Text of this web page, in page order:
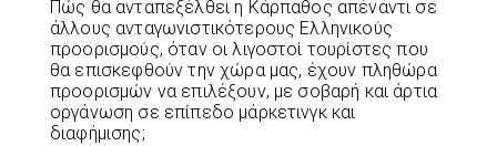
Πώς θα ανταπεξέλθει η Κάρπαθος απέναντι σε
άλλους ανταγωνιστικότερους Ελληνικούς
προορισμούς, όταν οι λιγοστοί τουρίστες που
θα επισκεφθούν την χώρα μας, έχουν πληθώρα
προορισμών να επιλέξουν, με σοβαρή και άρτια
οργάνωση σε επίπεδο μάρκετινγκ και
διαφήμισης;